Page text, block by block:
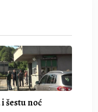
šestu noć